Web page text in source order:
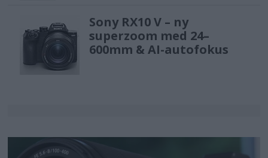
Sony RX10 V – ny
superzoom med 24–
600mm & AI-autofokus